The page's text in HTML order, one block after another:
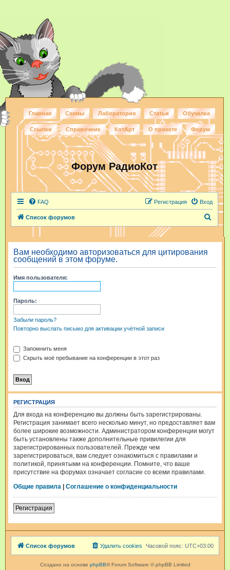
Главная Схемы Лаборатория Статьи Обучалка
Ссылки Справочник КотАрт О проекте Форум
Форум РадиоКот
FAQ Вход
Регистрация
Список форумов
и
к
Вам необходимо авторизоваться для цитирования
сообщений в этом форуме.
Имя пользователя:
Пароль:
Забыли пароль?
Повторно выслать письмо для активации учётной записи
Запомнить меня
Скрыть моё пребывание на конференции в этот раз
РЕГИСТРАЦИЯ
Для входа на конференцию вы должны быть зарегистрированы.
Регистрация занимает всего несколько минут, но предоставляет вам
более широкие возможности. Администратором конференции могут
быть установлены также дополнительные привилегии для
зарегистрированных пользователей. Прежде чем
зарегистрироваться, вам следует ознакомиться с правилами и
политикой, принятыми на конференции. Помните, что ваше
присутствие на форумах означает согласие со всеми правилами.
Общие правила | Соглашение о конфиденциальности
Регистрация
Список форумов Часовой пояс: UTC+03:00
Удалить cookies
Создано на основе phpBB® Forum Software © phpBB Limited